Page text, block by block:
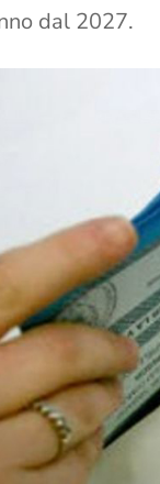
dal 2027.